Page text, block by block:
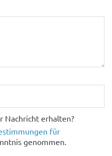
Nachricht erhalten?
für
genommen.